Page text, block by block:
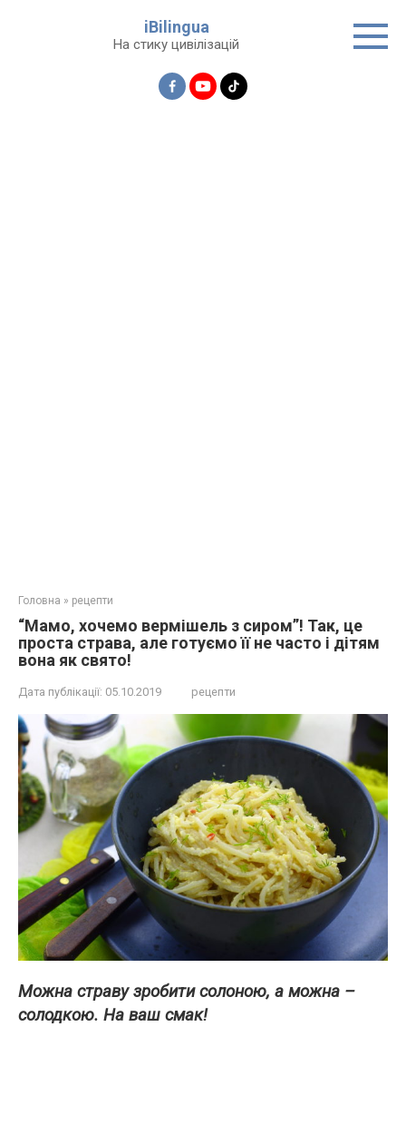
iBilingua
На стику цивілізацій
Головна » рецепти
“Мамо, хочемо вермішель з сиром”! Так, це
проста страва, але готуємо її не часто і дітям
вона як свято!
Дата публікації: 05.10.2019 рецепти
Можна страву зробити солоною, а можна –
солодкою. На ваш смак!